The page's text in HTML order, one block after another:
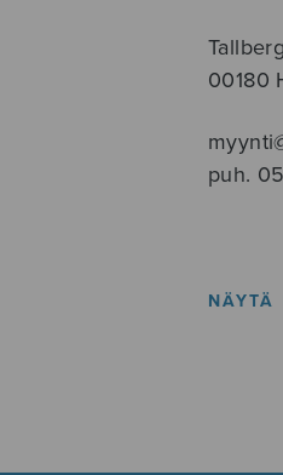
00180
puh.
NÄYTÄ